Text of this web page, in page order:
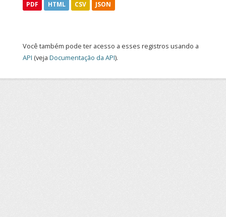
PDF HTML CSV JSON
Você também pode ter acesso a esses registros usando a
API (veja Documentação da API).